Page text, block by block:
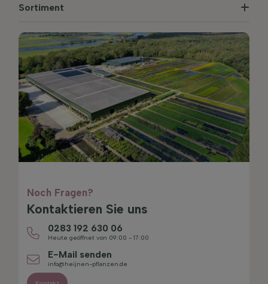
Sortiment
Noch Fragen?
Kontaktieren Sie uns
0283 192 630 06
Heute geöffnet von 09:00 - 17:00
E-Mail senden
info@heijnen-pflanzen.de